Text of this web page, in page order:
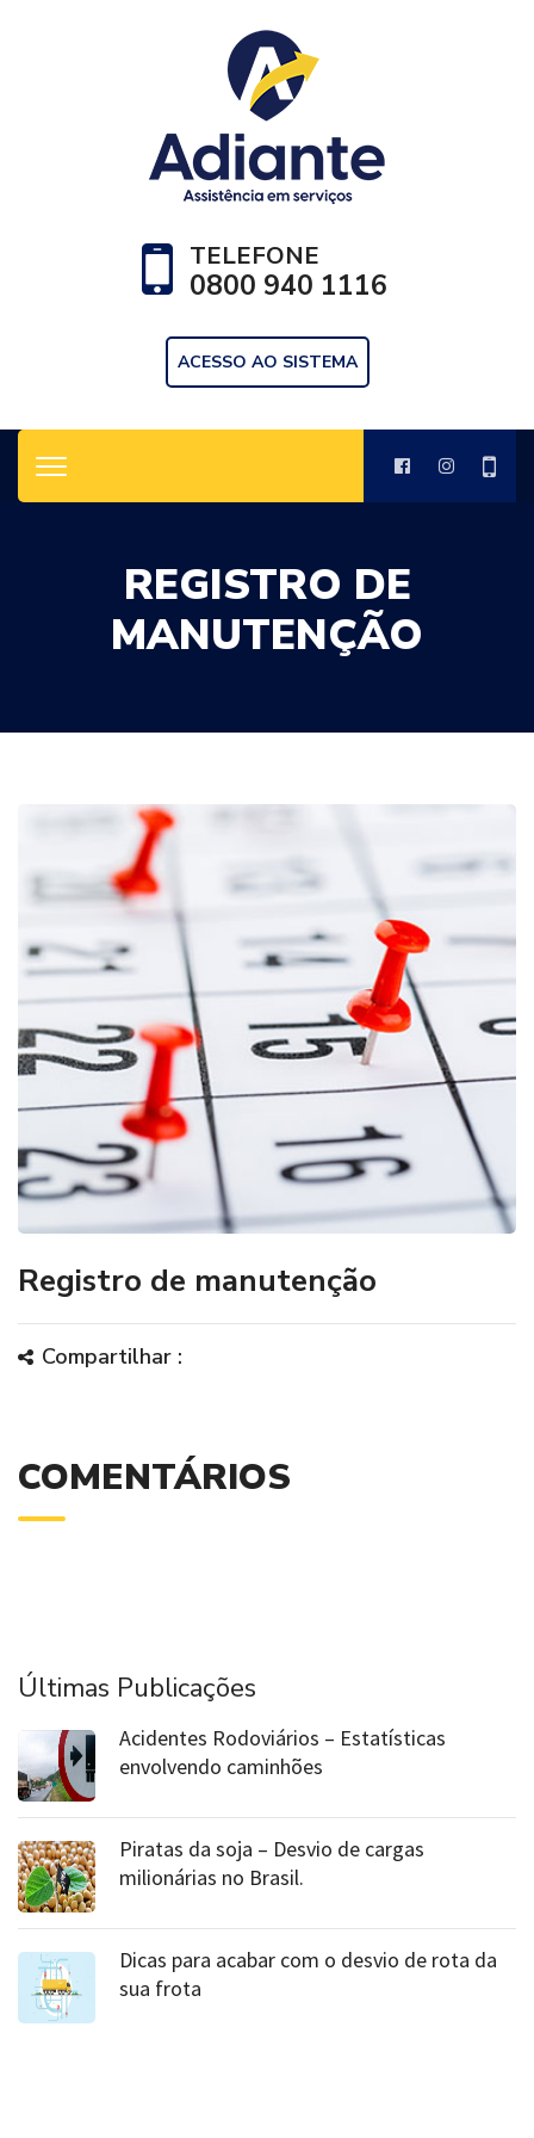
TELEFONE
0800 940 1116
ACESSO AO SISTEMA
REGISTRO DE
MANUTENÇÃO
Registro de manutenção
Compartilhar :
COMENTÁRIOS
Últimas Publicações
Acidentes Rodoviários – Estatísticas
envolvendo caminhões
Piratas da soja – Desvio de cargas
milionárias no Brasil.
Dicas para acabar com o desvio de rota da
sua frota